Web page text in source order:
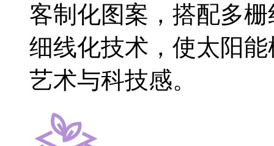
客制化图案，搭配多
细线化技术，使太阳
艺术与科技感。